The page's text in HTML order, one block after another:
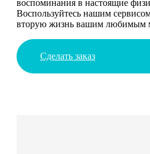
воспоминания в настоящие
Воспользуйтесь нашим
вторую жизнь вашим любимым
Сделать заказ